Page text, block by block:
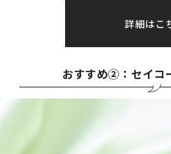
詳細はこ
おすすめ②：セイコ